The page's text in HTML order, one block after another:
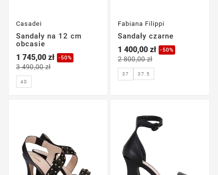
Casadei
Sandały na 12 cm
obcasie
1 745,00 zł -50%
3 490,00 zł
40
Fabiana Filippi
Sandały czarne
1 400,00 zł -50%
2 800,00 zł
37 37.5